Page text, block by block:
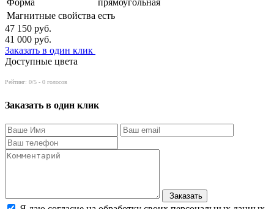
Магнитные свойства есть
47 150 руб.
41 000 руб.
Заказать в один клик
Доступные цвета
Рейтинг: 0/5 - 0 голосов
Заказать в один клик
Заказать